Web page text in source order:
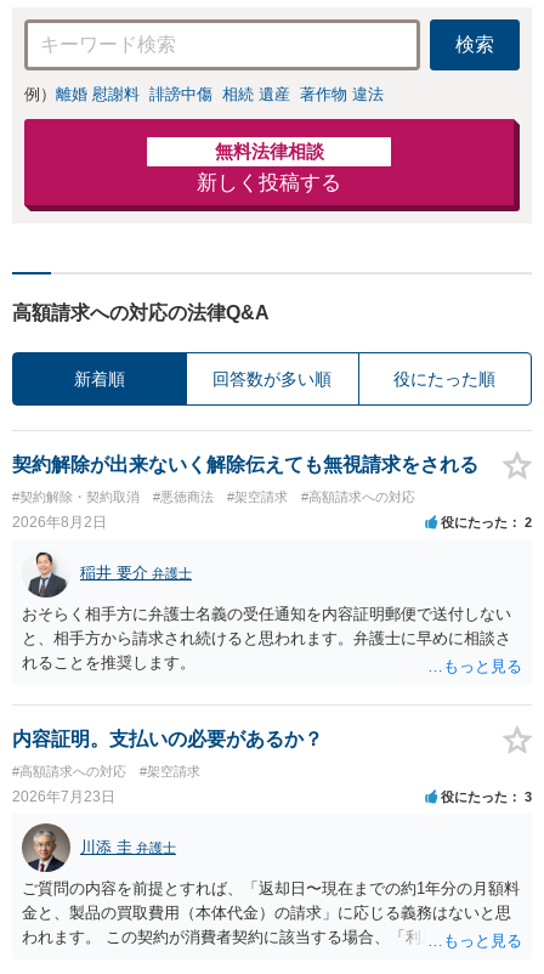
有】【初回相談30
検索
例） 離婚 慰謝料 誹謗中傷 相続 遺産 著作物 違法
無料法律相談
新しく投稿する
高額請求への対応の法律Q&A
新着順 回答数が多い順 役にたった順
契約解除が出来ないく解除伝えても無視請求をされる
#契約解除・契約取消 #悪徳商法 #架空請求 #高額請求への対応
2026年8月2日 役にたった 2
稲井 要介 弁護士
おそらく相手方に弁護士名義の受任通知を内容証明郵便で送付しない
と、相手方から請求され続けると思われます。弁護士に早めに相談さ
れることを推奨します。
内容証明。支払いの必要があるか？
#高額請求への対応 #架空請求
2026年7月23日 役にたった 3
川添 圭 弁護士
ご質問の内容を前提とすれば、「返却日〜現在までの約1年分の月額料
金と、製品の買取費用（本体代金）の請求」に応じる義務はないと思
われます。 この契約が消費者契約に該当する場合、「利用料金の未納